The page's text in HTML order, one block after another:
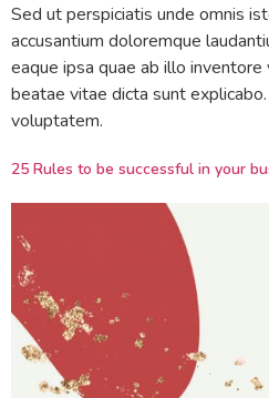
Sed ut perspiciatis unde omnis
accusantium doloremque
eaque ipsa quae ab illo
beatae vitae dicta sunt
voluptatem.
25 Rules to be successful in your